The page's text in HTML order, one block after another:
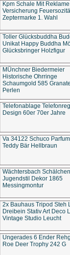
Kpm Schale Mit Reklame
Versicherung
Zeptermarke 1. Wahl
Toller Glücksbuddha
Unikat Happy Buddha
Glücksbringer Holzfigur
MÜnchner Biedermeier
Historische Ohrringe
Schaumgold 585
Perlen
Telefonablage
Design 60er 70er Jahre
Va 34122 Schuco
Teddy Bär Hellbraun
Wächtersbach Schälchen
Jugendstil Dekor 1865
Messingmontur
2x Bauhaus Tripod Steh
Dreibein Stativ Art Deco
Vintage Studio Leucht
Ungerades 6 Ender
Roe Deer Trophy 242 G